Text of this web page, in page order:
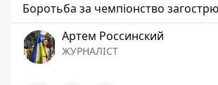
Боротьба за чемпіонство
Артем Россинский
ЖУРНАЛІСТ